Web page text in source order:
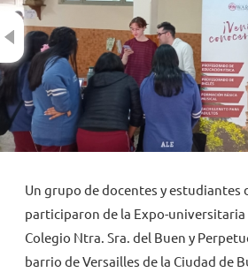
TRABAJAR
INTRANET
Previous
Un grupo de docentes y estudiantes
participaron de la Expo-universitaria
Colegio Ntra. Sra. del Buen y
barrio de Versailles de la Ciudad de